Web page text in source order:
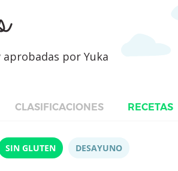
por Yuka
CLASIFICACIONES RECETAS
SIN GLUTEN DESAYUNO